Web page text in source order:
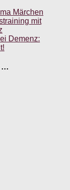
Märchen
mit
Demenz:
…